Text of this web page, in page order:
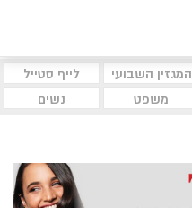
המגזין השבועי
לייף סטייל
משפט נשים